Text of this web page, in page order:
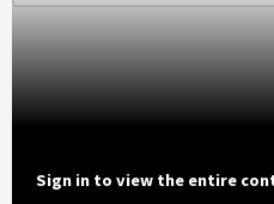
Sign in to view the entire